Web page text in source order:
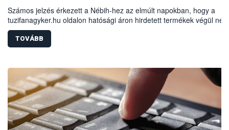
Számos jelzés érkezett a Nébih-hez az elmúlt napokban, hogy a
tuzifanagyker.hu oldalon hatósági áron hirdetett termékek végül nem
jutnak el a vásárlókhoz. A hatóság felhívja a figyelmet, hogy ne
rendeljenek fenti oldalról tűzifát, illetve semmiképp se utaljanak
10300002-13367208-00014900 MKB Banknál vezetett
TOVÁBB